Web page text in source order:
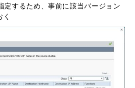
定するため、事前に該当バージョン
く